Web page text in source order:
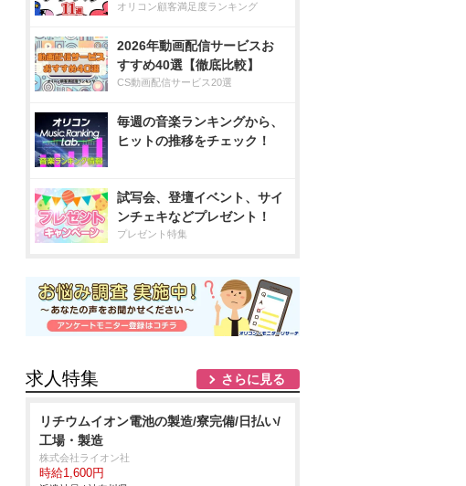
オリコン顧客満足度ランキング
2026年動画配信サービスお
すすめ40選【徹底比較】
CS動画配信サービス20選
毎週の音楽ランキングから、
ヒットの推移をチェック！
試写会、登壇イベント、サイ
ンチェキなどプレゼント！
プレゼント特集
求人特集 さらに見る
リチウムイオン電池の製造/寮完備/日払い/
工場・製造
株式会社ライオン社
時給1,600円